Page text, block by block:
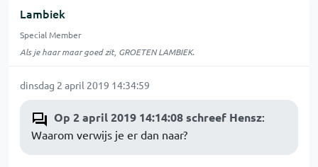
Lambiek
Special Member
Als je haar maar goed zit, GROETEN LAMBIEK.
dinsdag 2 april 2019 14:34:59
Op 2 april 2019 14:14:08 schreef Hensz:
Waarom verwijs je er dan naar?